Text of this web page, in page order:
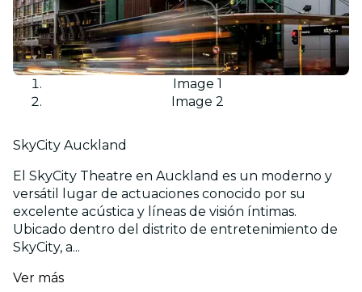
Image 1
Image 2
SkyCity Auckland
El SkyCity Theatre en Auckland es un moderno y
versátil lugar de actuaciones conocido por su
excelente acústica y líneas de visión íntimas.
Ubicado dentro del distrito de entretenimiento de
SkyCity, a...
Ver más